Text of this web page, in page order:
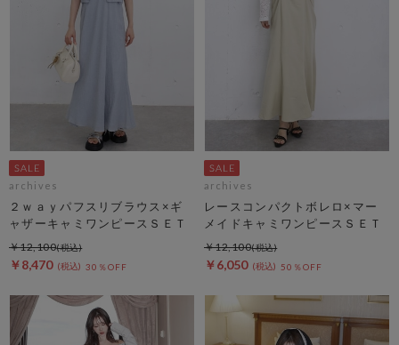
archives
２ｗａｙパフスリブラウス×ギ
ャザーキャミワンピースＳＥＴ
￥8,470 30％OFF
￥12,100
archives
レースコンパクトボレロ×マー
メイドキャミワンピースＳＥＴ
￥6,050 50％OFF
￥12,100